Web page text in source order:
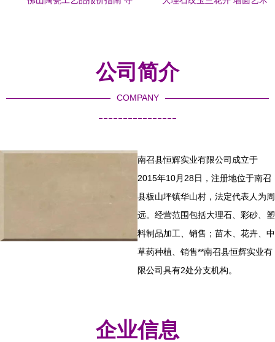
公司简介
COMPANY
----------------
南召县恒辉实业有限公司成立于
2015年10月28日，注册地位于南召
县板山坪镇华山村，法定代表人为周
远。经营范围包括大理石、彩砂、塑
料制品加工、销售；苗木、花卉、中
草药种植、销售**南召县恒辉实业有
限公司具有2处分支机构。
企业信息